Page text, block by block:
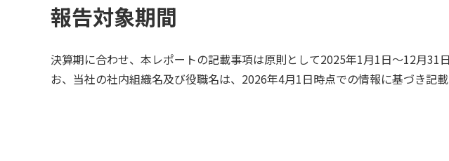
報告対象期間
決算期に合わせ、本レポートの記載事項は原則として2025年1月1日〜12月
お、当社の社内組織名及び役職名は、2026年4月1日時点での情報に基づき記載